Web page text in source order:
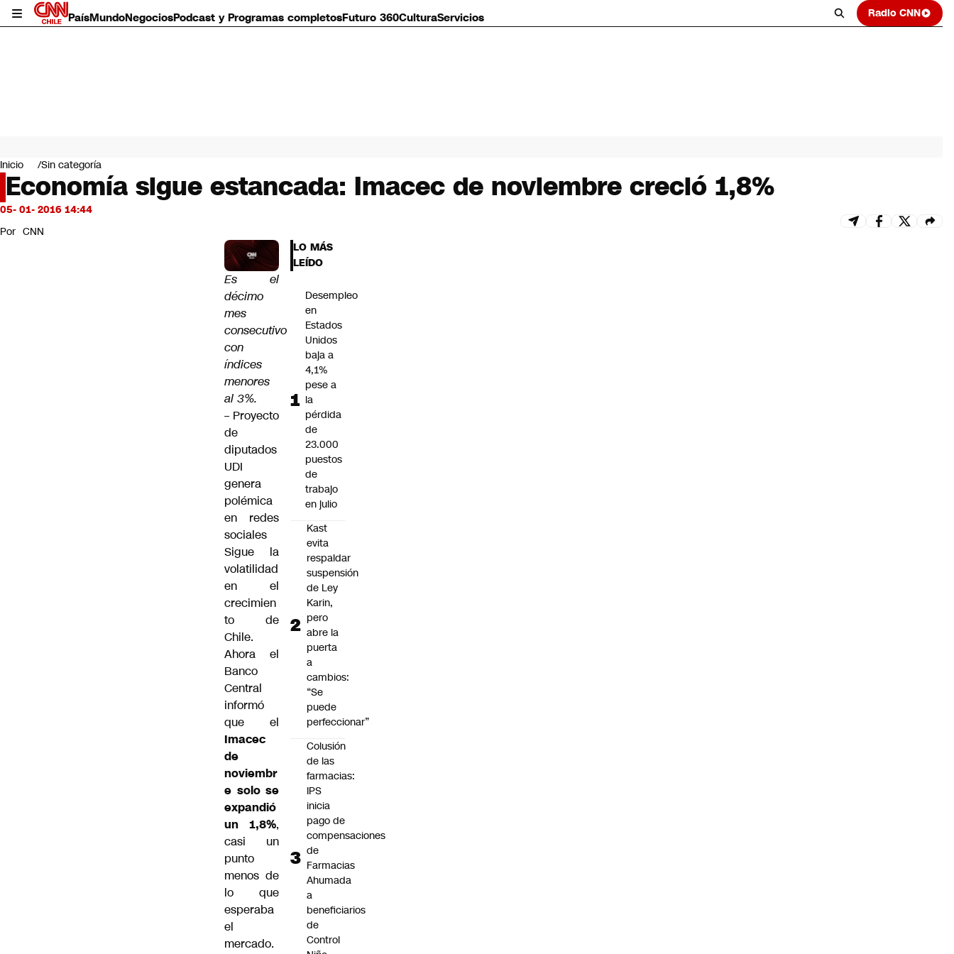
PaísMundoNegociosPodcast y Programas completosFuturo 360CulturaServicios Radio CNN
Mundo
Negocios
Deportes
Programas completos
Servicios
Inicio Sin categoría
Economía sigue estancada: Imacec de noviembre creció 1,8%
05- 01- 2016 14:44
Por CNN
Es el
décimo
mes
consecutivo
con
índices
menores
al 3%.
– Proyecto
de
diputados
UDI
genera
polémica
en redes
sociales
Sigue la
volatilidad
en el
crecimien
to de
Chile.
Ahora el
Banco
Central
informó
que el
Imacec
de
noviembr
e solo se
expandió
un 1,8%,
casi un
punto
menos de
lo que
esperaba
el
mercado.
LO MÁS
LEÍDO
Desempleo
en
Estados
Unidos
baja a
4,1%
pese a
la
pérdida
de
23.000
puestos
de
trabajo
en julio
Kast
evita
respaldar
suspensión
de Ley
Karin,
pero
abre la
puerta
a
cambios:
“Se
puede
perfeccionar”
Colusión
de las
farmacias:
IPS
inicia
pago de
compensaciones
de
Farmacias
Ahumada
a
beneficiarios
de
Control